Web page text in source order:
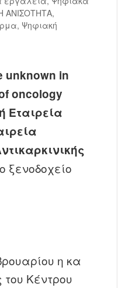
ΑΝΙΣΟΤΗΤΑ,
, Ψηφιακή
unknown in
oncology
Εταιρεία
ξενοδοχείο
η κα
Κέντρου